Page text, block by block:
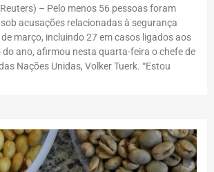
– Pelo menos 56 pessoas foram
acusações relacionadas à segurança
março, incluindo 27 em casos ligados aos
ano, afirmou nesta quarta-feira o chefe de
Nações Unidas, Volker Tuerk. “Estou